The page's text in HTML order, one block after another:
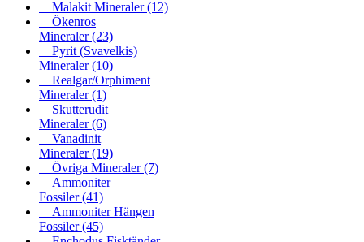
Malakit Mineraler(12)
Ökenros
Mineraler(23)
Pyrit (Svavelkis)
Mineraler(10)
Realgar/Orphiment
Mineraler(1)
Skutterudit
Mineraler(6)
Vanadinit
Mineraler(19)
Övriga Mineraler(7)
Ammoniter
Fossiler(41)
Ammoniter Hängen
Fossiler(45)